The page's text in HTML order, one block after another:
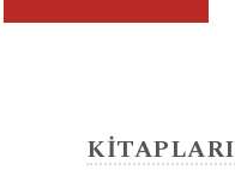
KİTAPLARI